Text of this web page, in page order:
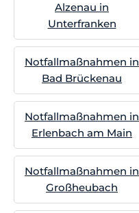
Alzenau in
Unterfranken
Notfallmaßnahmen in
Bad Brückenau
Notfallmaßnahmen in
Erlenbach am Main
Notfallmaßnahmen in
Großheubach